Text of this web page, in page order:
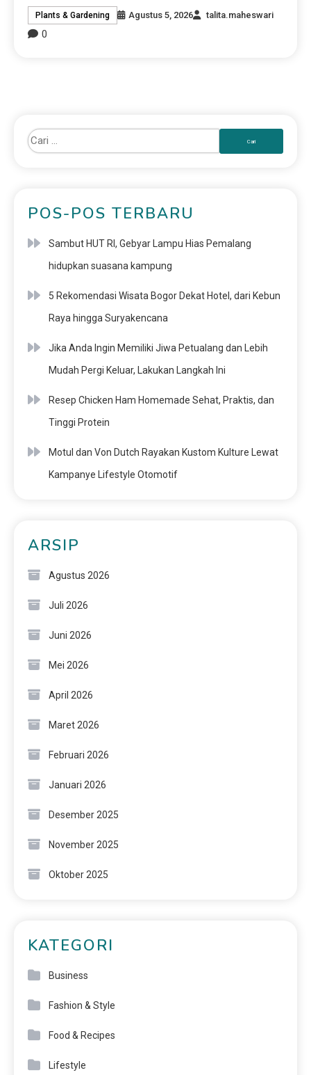
Plants & Gardening Agustus 5, 2026 talita.maheswari
0
POS-POS TERBARU
Sambut HUT RI, Gebyar Lampu Hias Pemalang
hidupkan suasana kampung
5 Rekomendasi Wisata Bogor Dekat Hotel, dari Kebun
Raya hingga Suryakencana
Jika Anda Ingin Memiliki Jiwa Petualang dan Lebih
Mudah Pergi Keluar, Lakukan Langkah Ini
Resep Chicken Ham Homemade Sehat, Praktis, dan
Tinggi Protein
Motul dan Von Dutch Rayakan Kustom Kulture Lewat
Kampanye Lifestyle Otomotif
ARSIP
Agustus 2026
Juli 2026
Juni 2026
Mei 2026
April 2026
Maret 2026
Februari 2026
Januari 2026
Desember 2025
November 2025
Oktober 2025
KATEGORI
Business
Fashion & Style
Food & Recipes
Lifestyle